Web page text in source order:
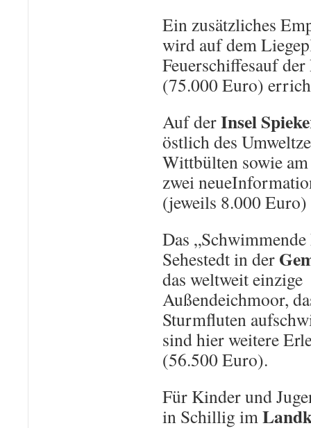
Ein zusätzliches
wird auf dem
Feuerschiffesauf der
(75.000 Euro)
Auf derInsel
östlich des
Wittbülten sowie
zwei
(jeweils 8.000
Das
Sehestedt in der
das weltweit einzige
Außendeichmoor,
Sturmfluten
sind hier weitere
(56.500 Euro).
Für Kinder und
in Schillig im